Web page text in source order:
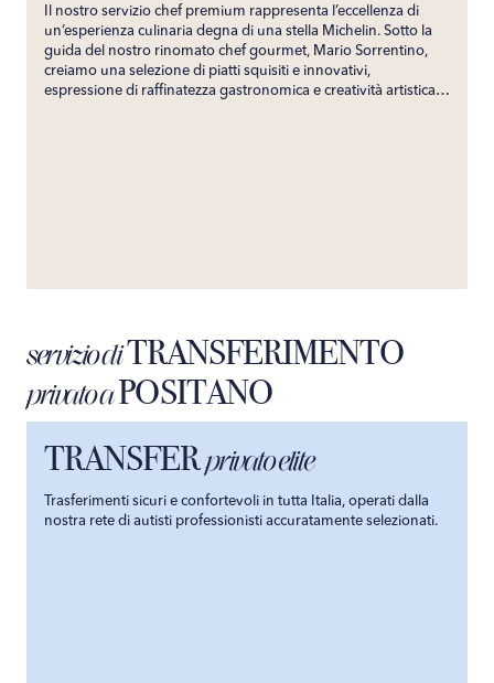
Il nostro servizio chef premium rappresenta l’eccellenza di
un’esperienza culinaria degna di una stella Michelin. Sotto la
guida del nostro rinomato chef gourmet, Mario Sorrentino,
creiamo una selezione di piatti squisiti e innovativi,
espressione di raffinatezza gastronomica e creatività artistica.
servizio diTRANSFERIMENTO
privato aPOSITANO
TRANSFERprivato elite
Trasferimenti sicuri e confortevoli in tutta Italia, operati dalla
nostra rete di autisti professionisti accuratamente selezionati.